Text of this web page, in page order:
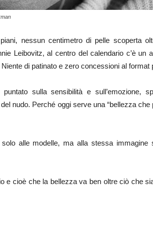
nessun centimetro di pelle scoperta
Leibovitz, al centro del calendario c’è un
di patinato e zero concessioni al format
sulla sensibilità e sull’emozione,
nudo. Perché oggi serve una “bellezza che
alle modelle, ma alla stessa immagine
e cioè che la bellezza va ben oltre ciò che